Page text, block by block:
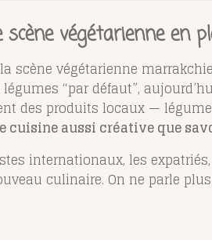
scène végétarienne en
la scène végétarienne
“par défaut”,
des produits locaux —
cuisine aussi créative que
internationaux, les
culinaire. On ne parle